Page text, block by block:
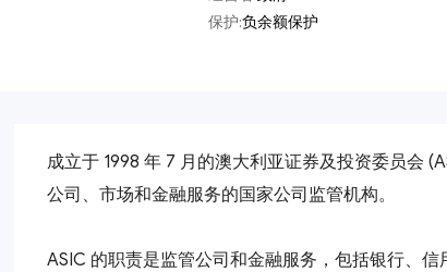
保护:负余额保护
成立于 1998 年 7 月的澳大利亚证券及投资委员会
公司、市场和金融服务的国家公司监管机构。
ASIC 的职责是监管公司和金融服务，包括银行、